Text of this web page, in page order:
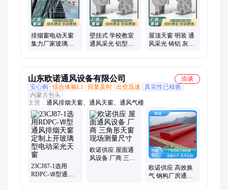
排烟窗电动天窗
集力厂家玻璃顶
壁挂式 学校教室
通风采光 铝型材
屋顶天窗 明装 通
风采光 铸铝 灰色
山东欧诺通风设备有限公司
洽谈
安心购
综合体验L1 回复及时 出价迅速
真实性已核验
内蒙古包头
主营： 通风排烟天窗、通风天窗、通风气楼
23CJ87-1选用
RDPC-Ⅶ型通风
欧诺供应 屋面通
风设备 厂商 三角
欧诺供应 高效换
气 钢构厂房通风